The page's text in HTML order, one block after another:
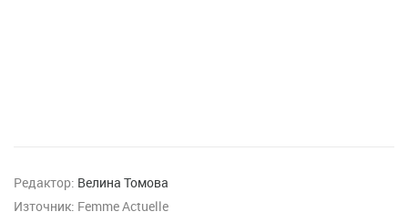
Редактор: Велина Томова
Източник: Femme Actuelle